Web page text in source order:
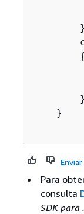
        }
{
        }
    }
Para
consulta
SDK para